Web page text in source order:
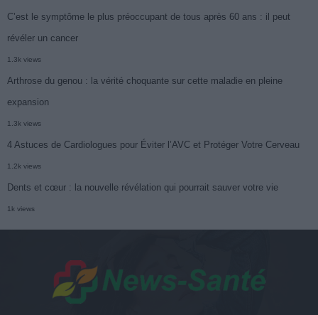
C’est le symptôme le plus préoccupant de tous après 60 ans : il peut
révéler un cancer
1.3k views
Arthrose du genou : la vérité choquante sur cette maladie en pleine
expansion
1.3k views
4 Astuces de Cardiologues pour Éviter l’AVC et Protéger Votre Cerveau
1.2k views
Dents et cœur : la nouvelle révélation qui pourrait sauver votre vie
1k views